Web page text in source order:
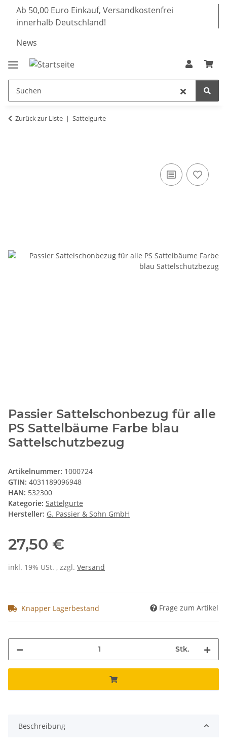
Ab 50,00 Euro Einkauf, Versandkostenfrei
innerhalb Deutschland!
News
Zurück zur Liste Sattelgurte
Passier Sattelschonbezug für alle
PS Sattelbäume Farbe blau
Sattelschutzbezug
Artikelnummer: 1000724
GTIN: 4031189096948
HAN: 532300
Kategorie: Sattelgurte
Hersteller: G. Passier & Sohn GmbH
27,50 €
inkl. 19% USt. , zzgl. Versand
Knapper Lagerbestand Frage zum Artikel
Stk.
Beschreibung